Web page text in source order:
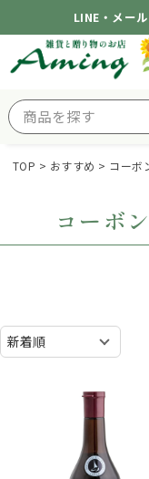
LINE・メー
TOP おすすめ コーボ
コーボ